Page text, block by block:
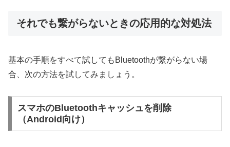
それでも繋がらないときの応用的な対処法
基本の手順をすべて試してもBluetoothが繋がらない場
合、次の方法を試してみましょう。
スマホのBluetoothキャッシュを削除
（Android向け）